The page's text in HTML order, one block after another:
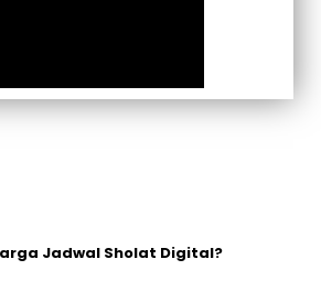
Jadwal Sholat Digital?